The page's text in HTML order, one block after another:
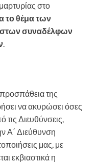
στο
το θέμα των
συναδέλφων
.
της
να ακυρώσει όσες
τις Διευθύνσεις,
Α΄ Διεύθυνση
μας, με
εκβιαστικά η